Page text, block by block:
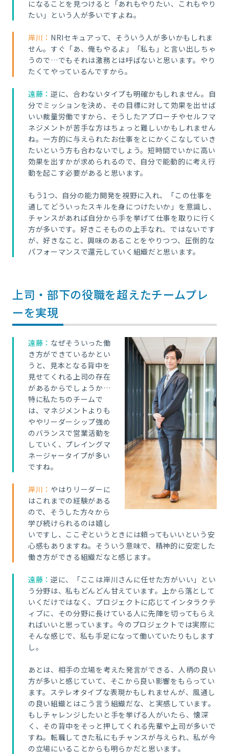
になることを見つけると「あれもやりたい、これもやり
たい」という人が多いですよね。
岸川： NRIセキュアって、そういう人が多いかもしれま
せん。すぐ「あ、俺もやるよ」「私も」と言い出しちゃ
うので…でもそれは激務とは呼ばないと思います。やり
たくてやっているんですから。
遠藤： 逆に、合わないタイプも明確かもしれません。自
分でミッションを決め、その目標に対して効果を出せば
いい裁量労働ですから、そうしたアプローチやセルフマ
ネジメントが苦手な方はちょっと難しいかもしれません
ね。一方的に与えられたお仕事をとにかくこなしていき
たいという方も合わないでしょう。短時間でいかに高い
効果を出すかが求められるので、自分で能動的に考え行
動を起こす必要があると思います。
もう1つ、自分の能力開発を視野に入れ、「この仕事を
通してどういったスキルを身につけたいか」を意識し、
チャンスがあれば自分から手を挙げて仕事を取りに行く
方が多いです。好きこそものの上手なれ、ではないです
が、好きなこと、興味のあることをやりつつ、圧倒的な
パフォーマンスで還元していく組織だと思います。
上司・部下の役職を超えたチームプレ
ーを実現
遠藤： なぜそういった働
き方ができているかとい
うと、見本となる背中を
見せてくれる上司の存在
があるからでしょうか…
特に私たちのチームで
は、マネジメントよりも
ややリーダーシップ強め
のバランスで営業活動を
していく、プレイングマ
ネージャータイプが多い
ですね。
岸川： やはりリーダーに
はこれまでの経験がある
ので、そうした方々から
学び続けられるのは嬉し
いですし、ここぞというときには頼ってもいいという安
心感もありますね。そういう意味で、精神的に安定した
働き方ができる組織だなと感じます。
遠藤： 逆に、「ここは岸川さんに任せた方がいい」とい
う分野は、私もどんどん甘えています。上から落として
いくだけではなく、プロジェクトに応じてインタラクテ
ィブに、その分野に長けている人に先陣を切ってもらえ
ればいいと思っています。今のプロジェクトでは実際に
そんな感じで、私も手足になって働いていたりもします
し。
あとは、相手の立場を考えた発言ができる、人柄の良い
方が多いと感じていて、そこから良い影響をもらってい
ます。ステレオタイプな表現かもしれませんが、風通し
の良い組織とはこう言う組織だな、と実感しています。
もしチャレンジしたいと手を挙げる人がいたら、懐深
く、その背中をそっと押してくれる先輩や上司が多いで
すね。転職してきた私にもチャンスが与えられ、私が今
の立場にいることからも明らかだと思います。